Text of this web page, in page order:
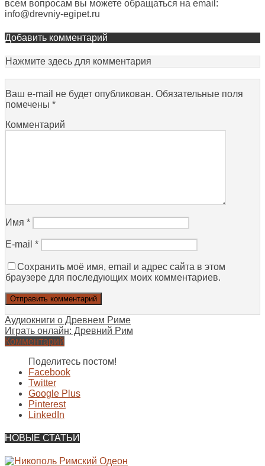
всем вопросам вы можете обращаться на email:
info@drevniy-egipet.ru
Добавить комментарий
Нажмите здесь для комментария
Ваш e-mail не будет опубликован. Обязательные поля
помечены *
Комментарий
Имя *
E-mail *
Сохранить моё имя, email и адрес сайта в этом
браузере для последующих моих комментариев.
Аудиокниги о Древнем Риме
Играть онлайн: Древний Рим
Комментарий
Поделитесь постом!
Facebook
Twitter
Google Plus
Pinterest
LinkedIn
НОВЫЕ СТАТЬИ